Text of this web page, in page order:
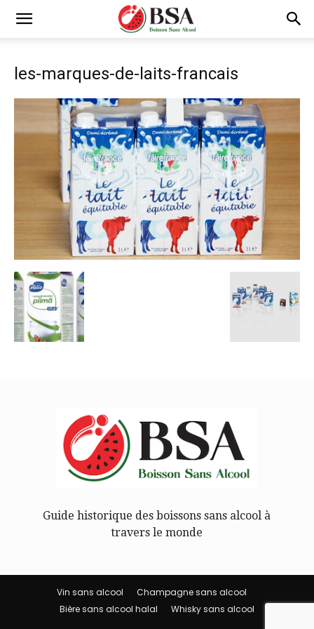
les-marques-de-laits-francais
Guide historique des boissons sans alcool à
travers le monde
Vin sans alcool
Champagne sans alcool
Bière sans alcool halal
Whisky sans alcool